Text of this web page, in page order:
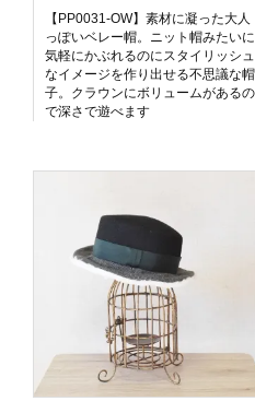
【PP0031-OW】素材に凝った大人
っぽいベレー帽。ニット帽みたいに
気軽にかぶれるのにスタイリッシュ
なイメージを作り出せる不思議な帽
子。クラウンにボリュームがあるの
で深さで遊べます